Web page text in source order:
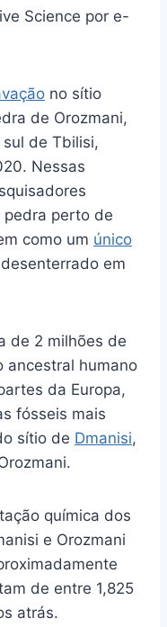
Science por e-
no sítio
de Orozmani,
de Tbilisi,
Nessas
perto de
como um único
em
de 2 milhões de
ancestral humano
da Europa,
fósseis mais
sítio de Dmanisi,
química dos
e Orozmani
de entre 1,825
atrás.